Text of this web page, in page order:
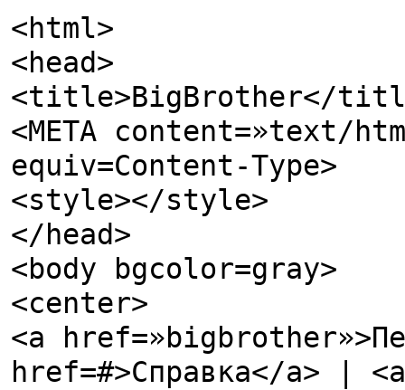
<html>
<head>
<title>BigBrother</
<META content=»text/
equiv=Content-Type>
<style></style>
</head>
<body bgcolor=gray>
<center>
<a
href=#>Справка</a> |